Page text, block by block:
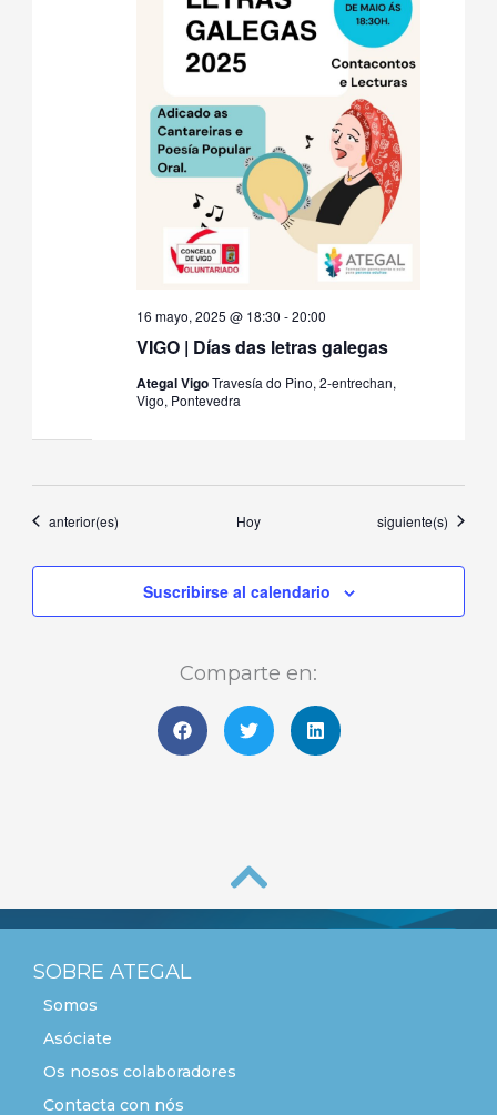
VIGO | Días das letras galegas
16 mayo, 2025 @ 18:30 -20:00
Ategal VigoTravesía do Pino, 2-entrechan,
Vigo, Pontevedra
Eventos
anterior(es) Hoy Eventos
siguiente(s)
Suscribirse al calendario
Comparte en:
SOBRE ATEGAL
Somos
Asóciate
Os nosos colaboradores
Contacta con nós